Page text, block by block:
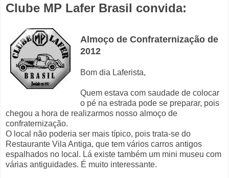
Clube MP Lafer Brasil convida:
Almoço de Confraternização de
2012
Bom dia Laferista,
Quem estava com saudade de colocar
o pé na estrada pode se preparar, pois
chegou a hora de realizarmos nosso almoço de
confraternização.
O local não poderia ser mais típico, pois trata-se do
Restaurante Vila Antiga, que tem vários carros antigos
espalhados no local. Lá existe também um mini museu com
várias antiguidades. É muito interessante.